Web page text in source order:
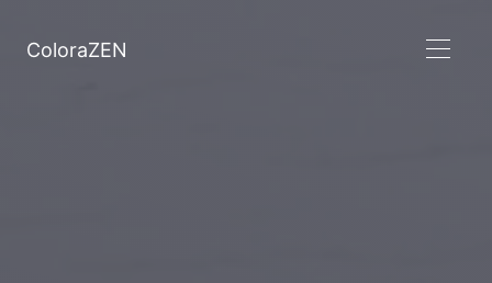
ColoraZEN